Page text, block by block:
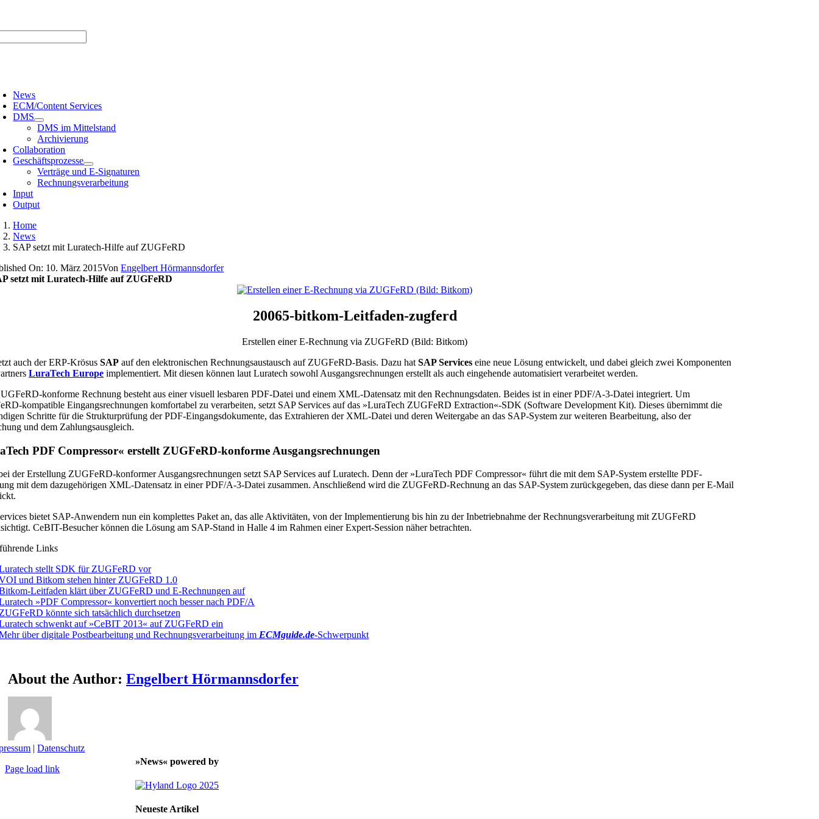
News
ECM/Content Services
DMS
DMS im Mittelstand
Archivierung
Collaboration
Geschäftsprozesse
Verträge und E-Signaturen
Rechnungsverarbeitung
Input
Output
Home
News
SAP setzt mit Luratech-Hilfe auf ZUGFeRD
On: 10. März 2015VonEngelbert Hörmannsdorfer
setzt mit Luratech-Hilfe auf ZUGFeRD
20065-bitkom-Leitfaden-zugferd
Erstellen einer E-Rechnung via ZUGFeRD (Bild: Bitkom)
auch der ERP-KrösusSAP auf den elektronischen Rechnungsaustausch auf ZUGFeRD-Basis. Dazu hatSAP Services eine neue Lösung entwickelt, und dabei gleich zwei Komponenten
LuraTech Europe implementiert. Mit diesen können laut Luratech sowohl Ausgangsrechnungen erstellt als auch eingehende automatisiert verarbeitet werden.
konforme Rechnung besteht aus einer visuell lesbaren PDF-Datei und einem XML-Datensatz mit den Rechnungsdaten. Beides ist in einer PDF/A-3-Datei integriert. Um
kompatible Eingangsrechnungen komfortabel zu verarbeiten, setzt SAP Services auf das »LuraTech ZUGFeRD Extraction«-SDK (Software Development Kit). Dieses übernimmt die
Schritte für die Strukturprüfung der PDF-Eingangsdokumente, das Extrahieren der XML-Datei und deren Weitergabe an das SAP-System zur weiteren Bearbeitung, also der
und dem Zahlungsausgleich.
PDF Compressor« erstellt ZUGFeRD-konforme Ausgangsrechnungen
der Erstellung ZUGFeRD-konformer Ausgangsrechnungen setzt SAP Services auf Luratech. Denn der »LuraTech PDF Compressor« führt die mit dem SAP-System erstellte PDF-
mit dem dazugehörigen XML-Datensatz in einer PDF/A-3-Datei zusammen. Anschließend wird die ZUGFeRD-Rechnung an das SAP-System zurückgegeben, das diese dann per E-Mail
bietet SAP-Anwendern nun ein komplettes Paket an, das alle Aktivitäten, von der Implementierung bis hin zu der Inbetriebnahme der Rechnungsverarbeitung mit ZUGFeRD
CeBIT-Besucher können die Lösung am SAP-Stand in Halle 4 im Rahmen einer Expert-Session näher betrachten.
Links
stellt SDK für ZUGFeRD vor
und Bitkom stehen hinter ZUGFeRD 1.0
Leitfaden klärt über ZUGFeRD und E-Rechnungen auf
»PDF Compressor« konvertiert noch besser nach PDF/A
könnte sich tatsächlich durchsetzen
schwenkt auf »CeBIT 2013« auf ZUGFeRD ein
über digitale Postbearbeitung und Rechnungsverarbeitung im ECMguide.de-Schwerpunkt
About the Author:Engelbert Hörmannsdorfer
»News« powered by
Neueste Artikel
|Datenschutz
Page load link